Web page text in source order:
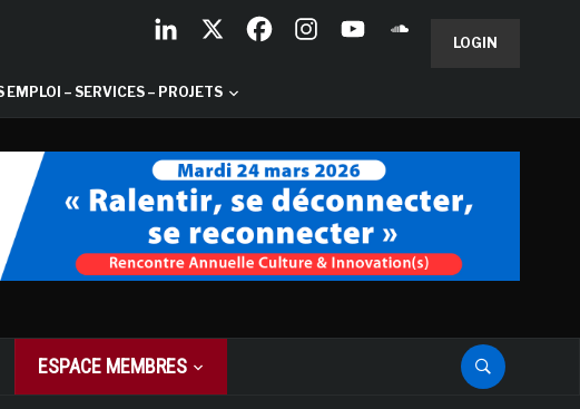
LOGIN
EMPLOI – SERVICES – PROJETS
ESPACE MEMBRES